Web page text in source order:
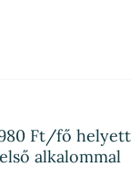
Ft/fő helyett
alkalommal